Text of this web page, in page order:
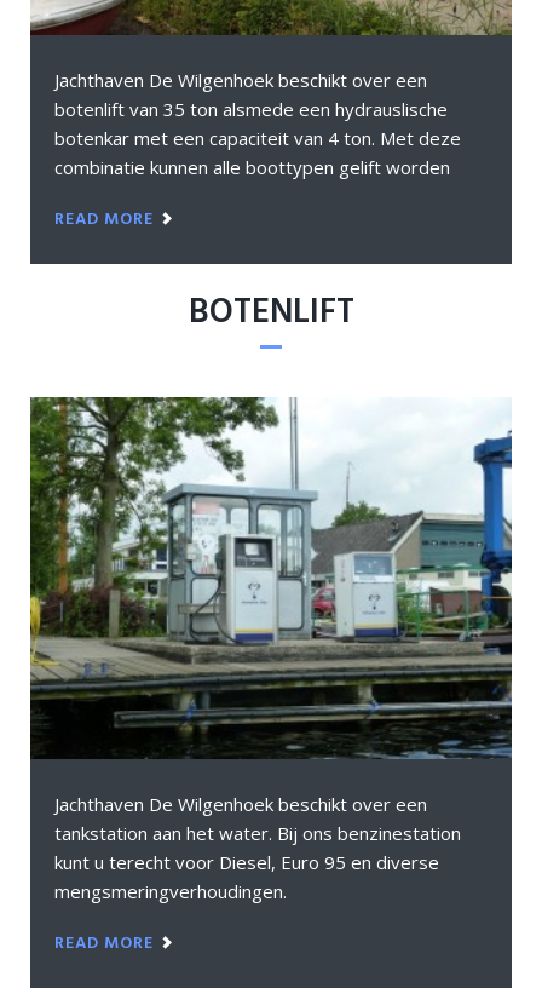
Jachthaven De Wilgenhoek beschikt over een
botenlift van 35 ton alsmede een hydrauslische
botenkar met een capaciteit van 4 ton. Met deze
combinatie kunnen alle boottypen gelift worden
READ MORE
BOTENLIFT
Jachthaven De Wilgenhoek beschikt over een
tankstation aan het water. Bij ons benzinestation
kunt u terecht voor Diesel, Euro 95 en diverse
mengsmeringverhoudingen.
READ MORE